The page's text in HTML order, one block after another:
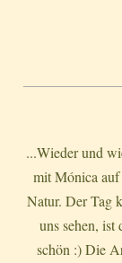
...Wieder und
mit Mónica auf
Natur. Der Tag
uns sehen,
schön :) Die